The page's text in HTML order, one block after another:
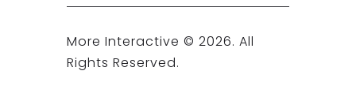
More Interactive © 2026. All
Rights Reserved.